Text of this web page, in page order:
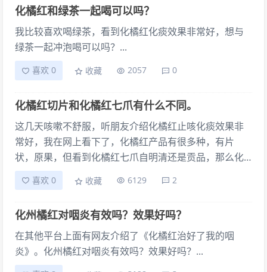
化橘红和绿茶一起喝可以吗？
我比较喜欢喝绿茶，看到化橘红化痰效果非常好，想与
绿茶一起冲泡喝可以吗？...
喜欢 0 收藏 2057 0
化橘红切片和化橘红七爪有什么不同。
这几天咳嗽不舒服，听朋友介绍化橘红止咳化痰效果非
常好，我在网上看下了，化橘红产品有很多种，有片
状，原果，但看到化橘红七爪自明清还是贡品，那么化
橘红切片和化橘红七爪有什么不同。功效是一样吗？...
喜欢 0 收藏 6129 2
化州橘红对咽炎有效吗？效果好吗？
在其他平台上面有网友介绍了《化橘红治好了我的咽
炎》。化州橘红对咽炎有效吗？效果好吗？...